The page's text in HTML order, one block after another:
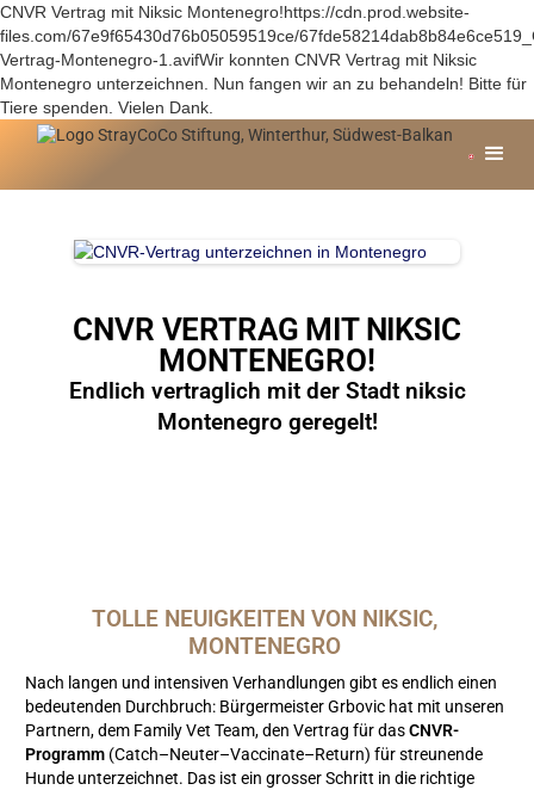
CNVR Vertrag mit Niksic Montenegro!https://cdn.prod.website-
files.com/67e9f65430d76b05059519ce/
Vertrag-Montenegro-1.avifWir konnten CNVR Vertrag mit Niksic
Montenegro unterzeichnen. Nun fangen wir an zu behandeln! Bitte für
Tiere spenden. Vielen Dank.
CNVR VERTRAG MIT NIKSIC
MONTENEGRO!
Endlich vertraglich mit der Stadt niksic
Montenegro geregelt!
TOLLE NEUIGKEITEN VON NIKSIC,
MONTENEGRO
Nach langen und intensiven Verhandlungen gibt es endlich einen
bedeutenden Durchbruch: Bürgermeister Grbovic hat mit unseren
Partnern, dem Family Vet Team, den Vertrag für dasCNVR-
Programm (Catch–Neuter–Vaccinate–Return) für streunende
Hunde unterzeichnet. Das ist ein grosser Schritt in die richtige